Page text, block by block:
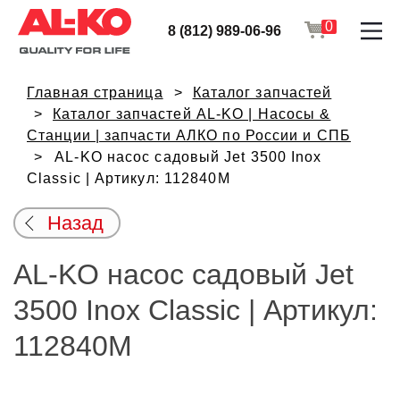
8 (812) 989-06-96 0
Главная страница
Каталог запчастей
Каталог запчастей AL-KO | Насосы &
Станции | запчасти АЛКО по России и СПБ
AL-KO насос садовый Jet 3500 Inox
Classic | Артикул: 112840M
Назад
AL-KO насос садовый Jet
3500 Inox Classic | Артикул:
112840M